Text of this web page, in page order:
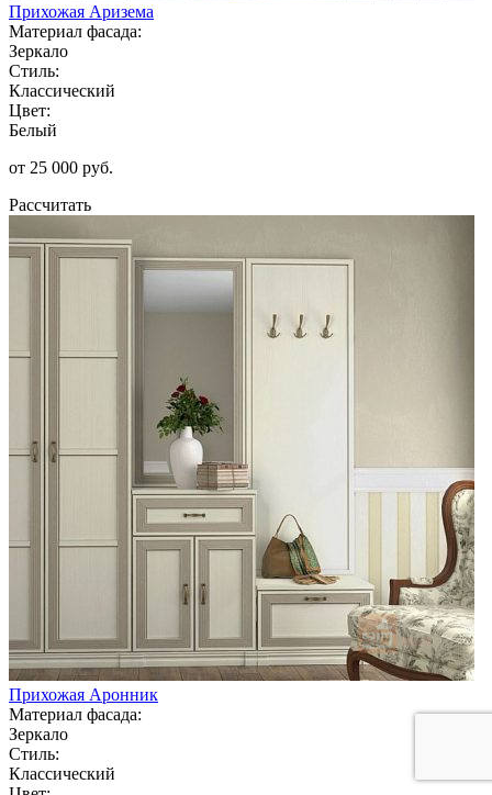
Прихожая Аризема
Материал фасада:
Зеркало
Стиль:
Классический
Цвет:
Белый
от 25 000 руб.
Рассчитать
Прихожая Аронник
Материал фасада:
Зеркало
Стиль:
Классический